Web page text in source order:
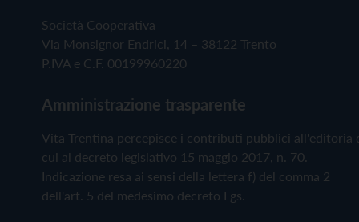
Società Cooperativa
Via Monsignor Endrici, 14 – 38122 Trento
P.IVA e C.F. 00199960220
Amministrazione trasparente
Vita Trentina percepisce i contributi pubblici all'editoria
cui al decreto legislativo 15 maggio 2017, n. 70.
Indicazione resa ai sensi della lettera f) del comma 2
dell'art. 5 del medesimo decreto Lgs.